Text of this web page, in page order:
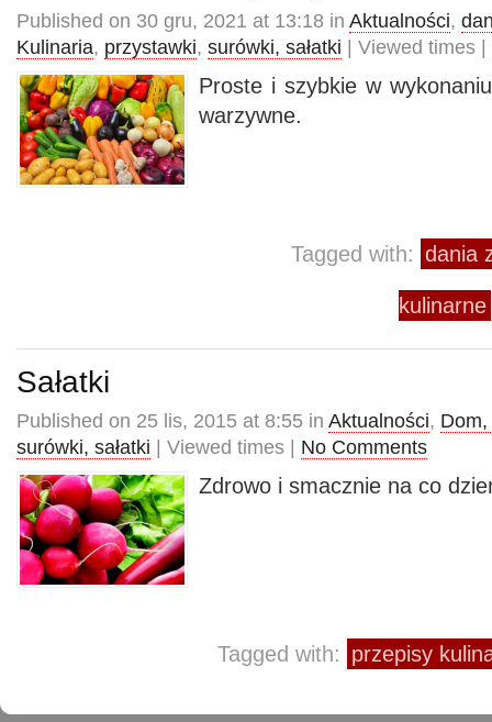
Published on 30 gru, 2021 at 13:18 in Aktualności,
Kulinaria, przystawki, surówki, sałatki | Viewed times |
Proste i szybkie w
warzywne.
Tagged with: dania
kulinarne
Sałatki
Published on 25 lis, 2015 at 8:55 in Aktualności,
surówki, sałatki | Viewed times | No Comments
Zdrowo i smacznie na co
Tagged with: przepisy